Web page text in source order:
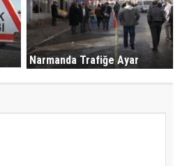
Narmanda Trafiğe Ayar